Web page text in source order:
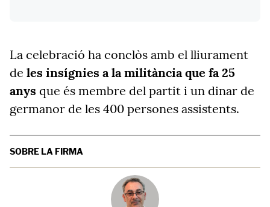
La celebració ha conclòs amb el lliurament
de les insígnies a la militància que fa 25
anys que és membre del partit i un dinar de
germanor de les 400 persones assistents.
SOBRE LA FIRMA